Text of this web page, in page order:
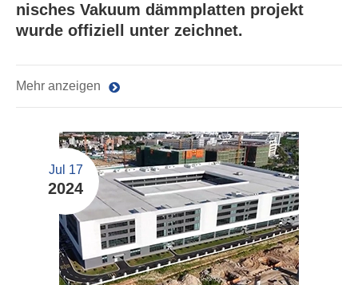
nisches Vakuum dämmplatten projekt
wurde offiziell unter zeichnet.
Mehr anzeigen
Jul 17
2024